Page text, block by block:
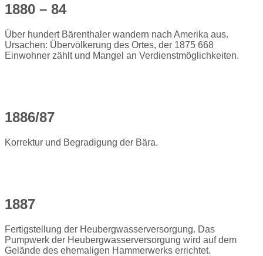
1880 – 84
Über hundert Bärenthaler wandern nach Amerika aus.
Ursachen: Übervölkerung des Ortes, der 1875 668
Einwohner zählt und Mangel an Verdienstmöglichkeiten.
1886/87
Korrektur und Begradigung der Bära.
1887
Fertigstellung der Heubergwasserversorgung. Das
Pumpwerk der Heubergwasserversorgung wird auf dem
Gelände des ehemaligen Hammerwerks errichtet.